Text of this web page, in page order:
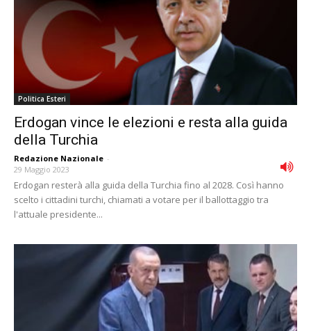
Politica Esteri
Erdogan vince le elezioni e resta alla guida
della Turchia
Redazione Nazionale -
29 Maggio 2023
Erdogan resterà alla guida della Turchia fino al 2028. Così hanno
scelto i cittadini turchi, chiamati a votare per il ballottaggio tra
l'attuale presidente...